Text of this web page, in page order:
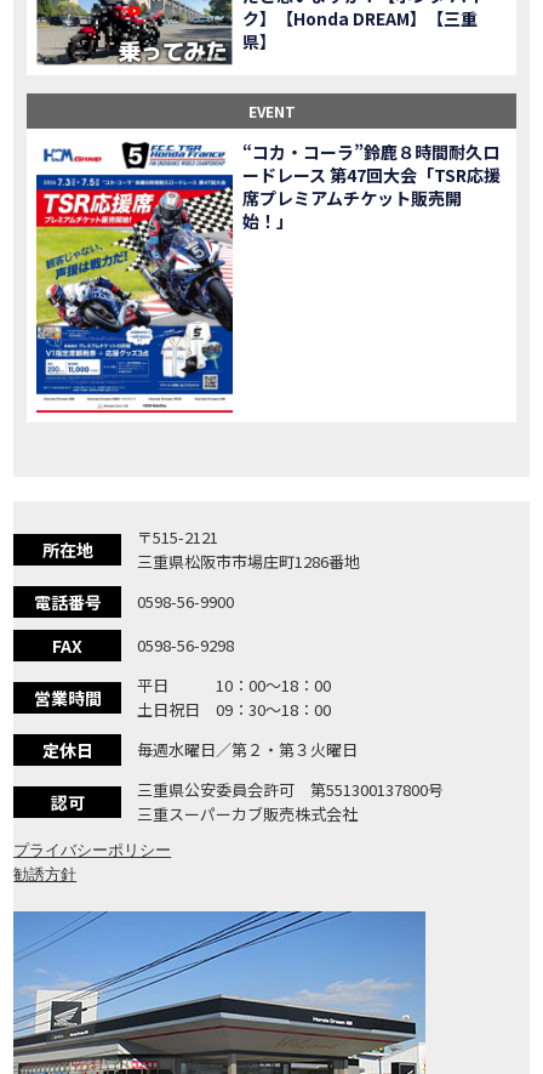
NEW BIKE 「X-ADV」大型クロスオーバーモデル X-ADV をフルモデルチェンジし発売！
NEW BIKE 「CB1000R」のヘッドライト等の外観デザインやカラーリングの変更など熟成を図り発売！
NEW BIKE 「NC750X」大型スポーツモデル NC750X をフルモデルチェンジし発売！
NEW BIKE 「CB1300 SUPER FOUR」「CB1300 SUPER BOL D’OR」ならびに「CB1300 SUPER FOUR SP」「CB1300 SUPER BOL D’OR SP」に先進の電子制御デバイスを採用し発売！
NEW BIKE 大型クルーザーモデル「Rebel 1100」を新発売!!
NEW BIKE よりスポーティーなイメージを強化『CBR650R』を発表!
NEW BIKE Neo Sports Caféシリーズのミドルクラスモデル『CB650R』を発表！
NEW BIKE フルモデルチェンジした 新型「PCX」「PCX160」「PCX e:HEV」を発表!
NEWS 国内販売を予定するグローバルモデルがHondaバイクWebサイトで公開されました！
NEW BIKE 「CRF250L」「CRF250 RALLY」をフルモデルチェンジし発表！
ク】【Honda DREAM】【三重
県】
EVENT
“コカ・コーラ”鈴鹿８時間耐久ロ
ードレース 第47回大会「TSR応援
席プレミアムチケット販売開
始！」
所在地
〒515-2121
三重県松阪市市場庄町1286番地
電話番号 0598-56-9900
FAX 0598-56-9298
営業時間
平日 10：00〜18：00
土日祝日 09：30〜18：00
定休日 毎週水曜日／第２・第３火曜日
認可
三重県公安委員会許可 第551300137800号
三重スーパーカブ販売株式会社
プライバシーポリシー
勧誘方針